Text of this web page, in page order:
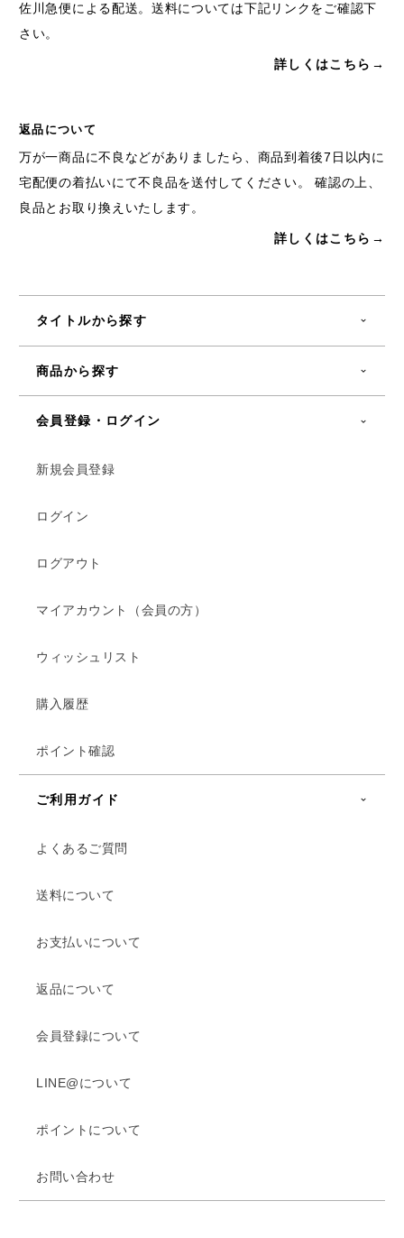
佐川急便による配送。送料については下記リンクをご確認下
さい。
詳しくはこちら→
返品について
万が一商品に不良などがありましたら、商品到着後7日以内に
宅配便の着払いにて不良品を送付してください。 確認の上、
良品とお取り換えいたします。
詳しくはこちら→
タイトルから探す
商品から探す
会員登録・ログイン
新規会員登録
ログイン
ログアウト
マイアカウント（会員の方）
ウィッシュリスト
購入履歴
ポイント確認
ご利用ガイド
よくあるご質問
送料について
お支払いについて
返品について
会員登録について
LINE@について
ポイントについて
お問い合わせ